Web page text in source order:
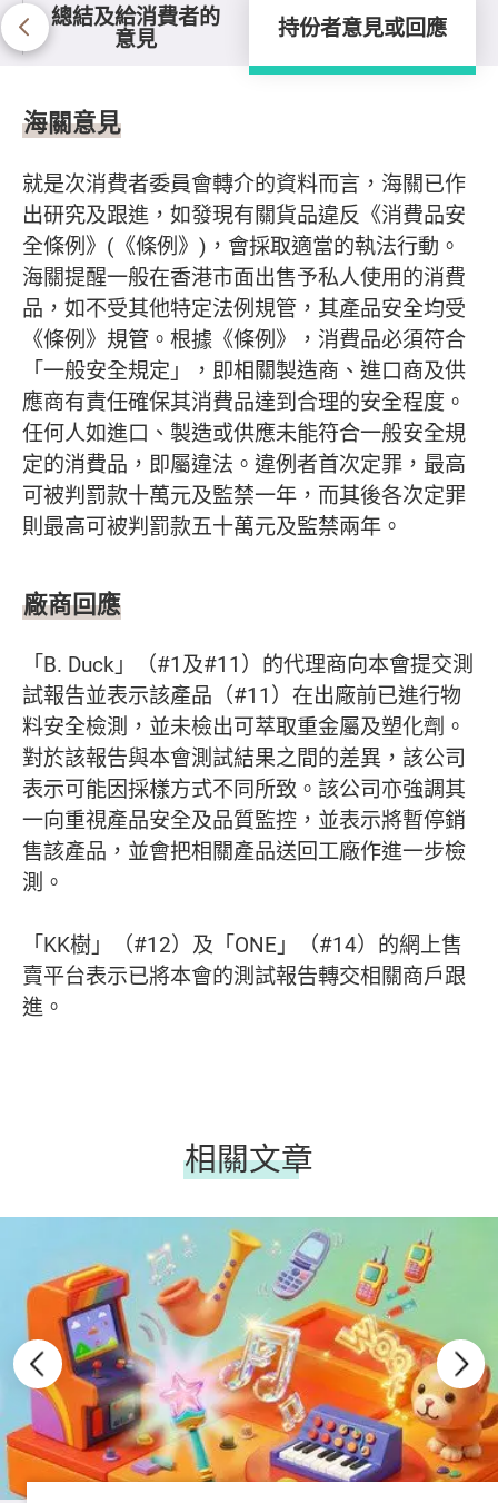
總結及給消費者的
意見 持份者意見或回應
持份者意見或回應
海關意見
就是次消費者委員會轉介的資料而言，海關已作
出研究及跟進，如發現有關貨品違反《消費品安
全條例》(《條例》)，會採取適當的執法行動。
海關提醒一般在香港市面出售予私人使用的消費
品，如不受其他特定法例規管，其產品安全均受
《條例》規管。根據《條例》，消費品必須符合
「一般安全規定」，即相關製造商、進口商及供
應商有責任確保其消費品達到合理的安全程度。
任何人如進口、製造或供應未能符合一般安全規
定的消費品，即屬違法。違例者首次定罪，最高
可被判罰款十萬元及監禁一年，而其後各次定罪
則最高可被判罰款五十萬元及監禁兩年。
廠商回應
「B. Duck」（#1及#11）的代理商向本會提交測
試報告並表示該產品（#11）在出廠前已進行物
料安全檢測，並未檢出可萃取重金屬及塑化劑。
對於該報告與本會測試結果之間的差異，該公司
表示可能因採樣方式不同所致。該公司亦強調其
一向重視產品安全及品質監控，並表示將暫停銷
售該產品，並會把相關產品送回工廠作進一步檢
測。
「KK樹」（#12）及「ONE」（#14）的網上售
賣平台表示已將本會的測試報告轉交相關商戶跟
進。
相關文章